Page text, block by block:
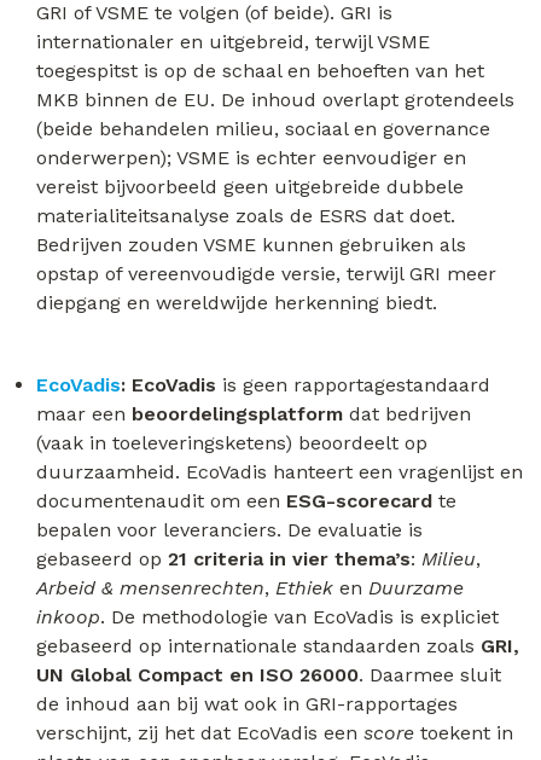
GRI of VSME te volgen (of beide). GRI is
internationaler en uitgebreid, terwijl VSME
toegespitst is op de schaal en behoeften van het
MKB binnen de EU. De inhoud overlapt grotendeels
(beide behandelen milieu, sociaal en governance
onderwerpen); VSME is echter eenvoudiger en
vereist bijvoorbeeld geen uitgebreide dubbele
materialiteitsanalyse zoals de ESRS dat doet.
Bedrijven zouden VSME kunnen gebruiken als
opstap of vereenvoudigde versie, terwijl GRI meer
diepgang en wereldwijde herkenning biedt.
EcoVadis: EcoVadis is geen rapportagestandaard
maar een beoordelingsplatform dat bedrijven
(vaak in toeleveringsketens) beoordeelt op
duurzaamheid. EcoVadis hanteert een vragenlijst en
documentenaudit om een ESG-scorecard te
bepalen voor leveranciers. De evaluatie is
gebaseerd op 21 criteria in vier thema’s: Milieu,
Arbeid & mensenrechten, Ethiek en Duurzame
inkoop. De methodologie van EcoVadis is expliciet
gebaseerd op internationale standaarden zoals GRI,
UN Global Compact en ISO 26000. Daarmee sluit
de inhoud aan bij wat ook in GRI-rapportages
verschijnt, zij het dat EcoVadis een score toekent in